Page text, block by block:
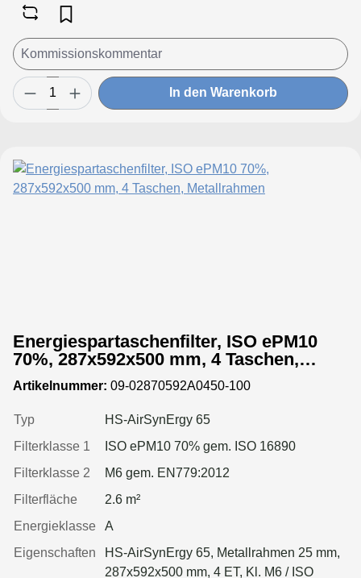
In den Warenkorb
Energiespartaschenfilter, ISO ePM10
70%, 287x592x500 mm, 4 Taschen,
Metallrahmen
Artikelnummer: 09-02870592A0450-100
Typ
HS-AirSynErgy 65
Filterklasse 1
ISO ePM10 70% gem. ISO 16890
Filterklasse 2
M6 gem. EN779:2012
Filterfläche
2.6 m²
Energieklasse
A
Eigenschaften
HS-AirSynErgy 65, Metallrahmen 25 mm,
287x592x500 mm, 4 ET, Kl. M6 / ISO